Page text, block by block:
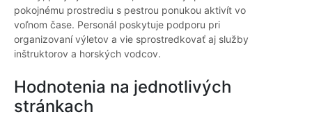
pokojnému prostrediu s pestrou ponukou aktivít vo
voľnom čase. Personál poskytuje podporu pri
organizovaní výletov a vie sprostredkovať aj služby
inštruktorov a horských vodcov.
Hodnotenia na jednotlivých
stránkach